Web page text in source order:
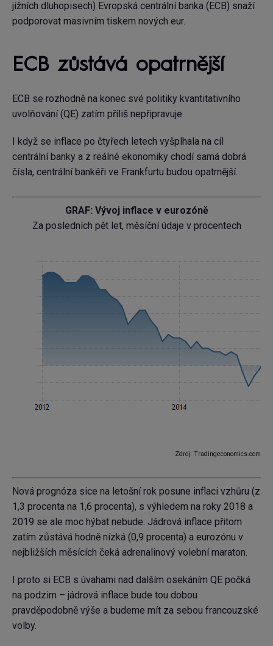
jižních dluhopisech) Evropská centrální banka (ECB) snaží
podporovat masivním tiskem nových eur.
ECB zůstává opatrnější
ECB se rozhodně na konec své politiky kvantitativního
uvolňování (QE) zatím příliš nepřipravuje.
I když se inflace po čtyřech letech vyšplhala na cíl
centrální banky a z reálné ekonomiky chodí samá dobrá
čísla, centrální bankéři ve Frankfurtu budou opatrnější.
GRAF: Vývoj inflace v eurozóně
Za posledních pět let, měsíční údaje v procentech
Zdroj: Tradingeconomics.com
Nová prognóza sice na letošní rok posune inflaci vzhůru (z
1,3 procenta na 1,6 procenta), s výhledem na roky 2018 a
2019 se ale moc hýbat nebude. Jádrová inflace přitom
zatím zůstává hodně nízká (0,9 procenta) a eurozónu v
nejbližších měsících čeká adrenalinový volební maraton.
I proto si ECB s úvahami nad dalším osekáním QE počká
na podzim – jádrová inflace bude tou dobou
pravděpodobně výše a budeme mít za sebou francouzské
volby.